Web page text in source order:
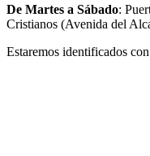
De Martes a Sábado:
Cristianos (Avenida del
Estaremos identificados